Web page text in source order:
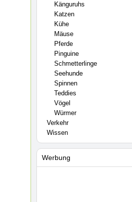
Känguruhs
Katzen
Kühe
Mäuse
Pferde
Pinguine
Schmetterlinge
Seehunde
Spinnen
Teddies
Vögel
Würmer
Verkehr
Wissen
Werbung